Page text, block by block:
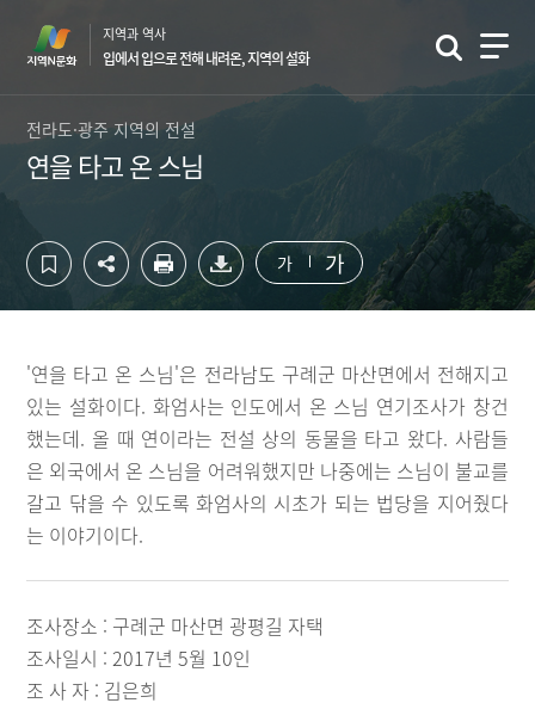
로가
지역과 역사
입에서 입으로 전해 내려온, 지역의 설화
전라도·광주 지역의 전설
연을 타고 온 스님
가 가
'연을 타고 온 스님'은 전라남도 구례군 마산면에서 전해지고
있는 설화이다. 화엄사는 인도에서 온 스님 연기조사가 창건
했는데. 올 때 연이라는 전설 상의 동물을 타고 왔다. 사람들
은 외국에서 온 스님을 어려워했지만 나중에는 스님이 불교를
갈고 닦을 수 있도록 화엄사의 시초가 되는 법당을 지어줬다
는 이야기이다.
조사장소 : 구례군 마산면 광평길 자택
조사일시 : 2017년 5월 10인
조 사 자 : 김은희